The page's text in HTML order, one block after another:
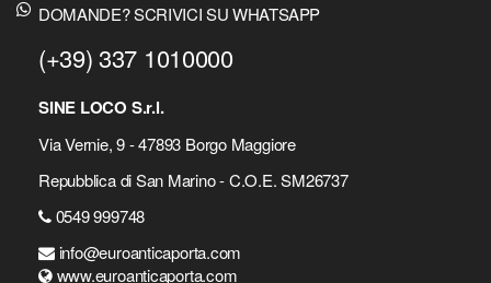
DOMANDE? SCRIVICI SU WHATSAPP
(+39) 337 1010000
SINE LOCO S.r.l.
Via Vernie, 9 - 47893 Borgo Maggiore
Repubblica di San Marino - C.O.E. SM26737
0549 999748
info@euroanticaporta.com
www.euroanticaporta.com